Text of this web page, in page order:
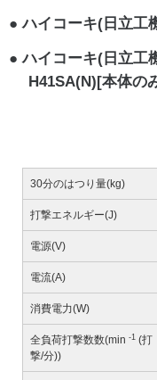
ハイコーキ(日立工
ハイコーキ(日立工
H41SA(N)[本体の
30分のはつり量(kg)
打撃エネルギー(J)
電源(V)
電流(A)
消費電力(W)
全負荷打撃数数(min -1 (打
撃/分))